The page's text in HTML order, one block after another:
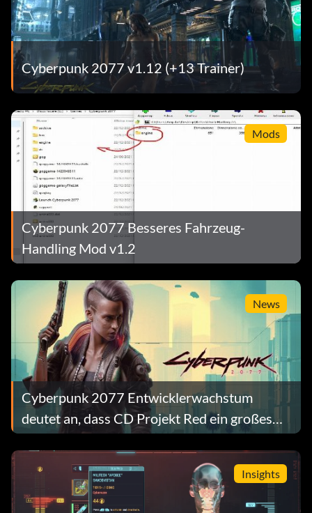
Cyberpunk 2077 v1.12 (+13 Trainer)
Mods
Cyberpunk 2077 Besseres Fahrzeug-
Handling Mod v1.2
News
Cyberpunk 2077 Entwicklerwachstum
deutet an, dass CD Projekt Red ein großes
Sequel vorbereitet
Insights